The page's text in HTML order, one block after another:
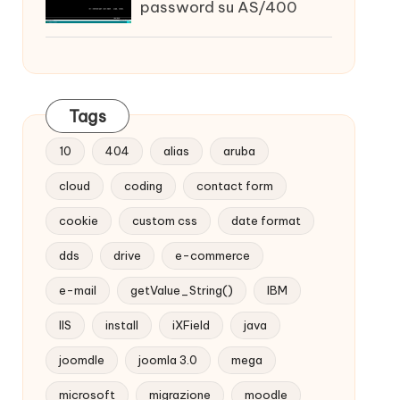
password su AS/400
Tags
10 404 alias aruba
cloud coding contact form
cookie custom css date format
dds drive e-commerce
e-mail getValue_String() IBM
IIS install iXField java
joomdle joomla 3.0 mega
microsoft migrazione moodle